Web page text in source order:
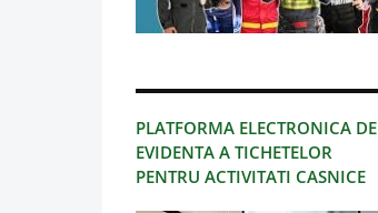
PLATFORMA ELECTRONICA DE
EVIDENTA A TICHETELOR
PENTRU ACTIVITATI CASNICE